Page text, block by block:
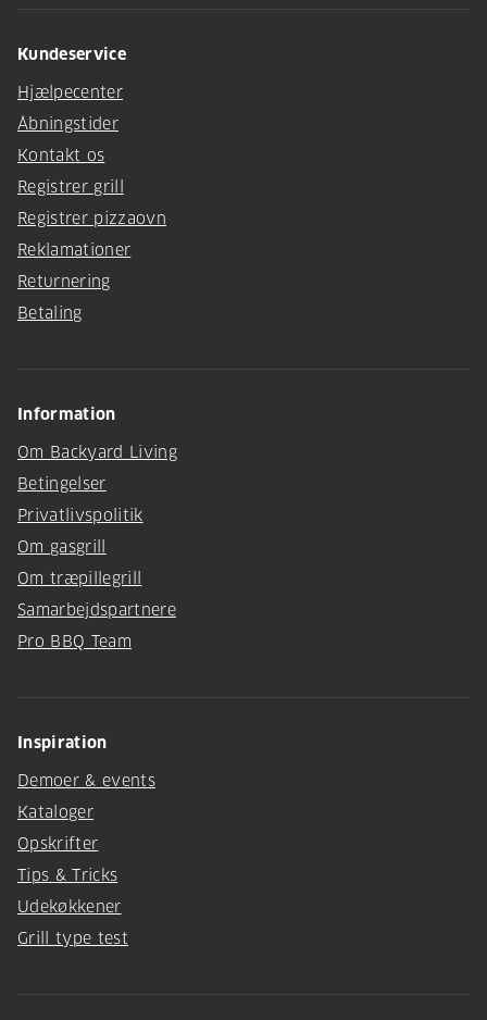
Kundeservice
Hjælpecenter
Åbningstider
Kontakt os
Registrer grill
Registrer pizzaovn
Reklamationer
Returnering
Betaling
Information
Om Backyard Living
Betingelser
Privatlivspolitik
Om gasgrill
Om træpillegrill
Samarbejdspartnere
Pro BBQ Team
Inspiration
Demoer & events
Kataloger
Opskrifter
Tips & Tricks
Udekøkkener
Grill type test